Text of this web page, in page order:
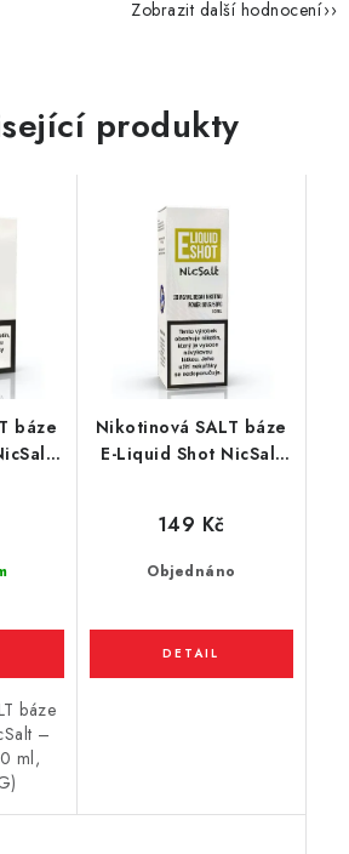
Zobrazit další hodnocení
produkty
báze
báze
–
ml,
Nikotinová SALT báze
E-Liquid Shot NicSalt
Objednáno
149 Kč